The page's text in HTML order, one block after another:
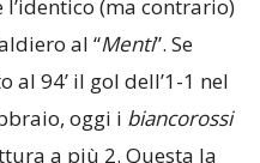
(ma contrario)
al “Menti”. Se
al 94’ il gol dell’1-1 nel
oggi i biancorossi
a più 2. Questa la